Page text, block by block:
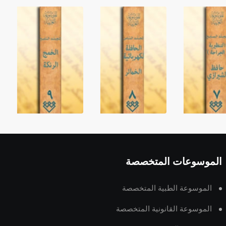
الموسوعات المتخصصة
الموسوعة الطبية المتخصصة
الموسوعة القانونية المتخصصة